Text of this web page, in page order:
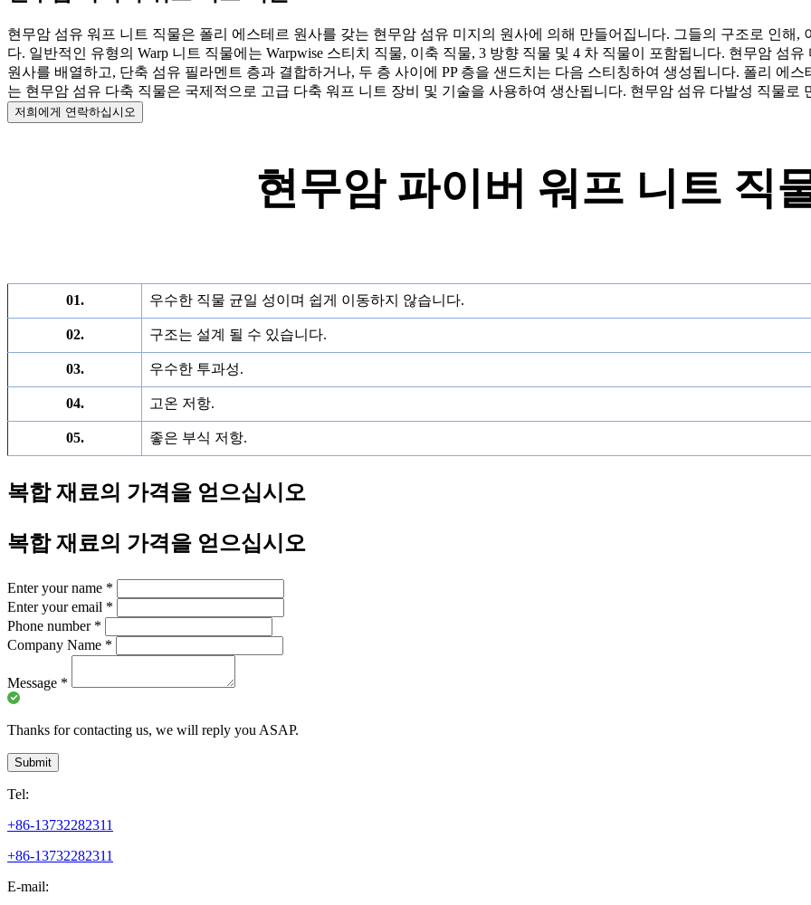
현무암 섬유 워프 니트 직물은 폴리 에스테르 원사를 갖는 현무암 섬유 미지의 원사에 의해 만들어집니다. 그들의 구조로 인해,
다. 일반적인 유형의 Warp 니트 직물에는 Warpwise 스티치 직물, 이축 직물, 3 방향 직물 및 4 차 직물이 포함됩니다. 현무암 섬유
원사를 배열하고, 단축 섬유 필라멘트 층과 결합하거나, 두 층 사이에 PP 층을 샌드치는 다음 스티칭하여 생성됩니다. 폴리 에
는 현무암 섬유 다축 직물은 국제적으로 고급 다축 워프 니트 장비 및 기술을 사용하여 생산됩니다. 현무암 섬유 다발성 직물
저희에게 연락하십시오
현무암 파이버 워프 니트 직
01. 우수한 직물 균일 성이며 쉽게 이동하지 않습니다.
02. 구조는 설계 될 수 있습니다.
03. 우수한 투과성.
04. 고온 저항.
05. 좋은 부식 저항.
복합 재료의 가격을 얻으십시오
복합 재료의 가격을 얻으십시오
Enter your name *
Enter your email *
Phone number *
Company Name *
Message *
Thanks for contacting us, we will reply you ASAP.
Submit
Tel:
+86-13732282311
+86-13732282311
E-mail: